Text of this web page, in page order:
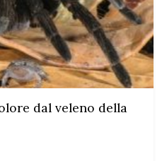
dal veleno della